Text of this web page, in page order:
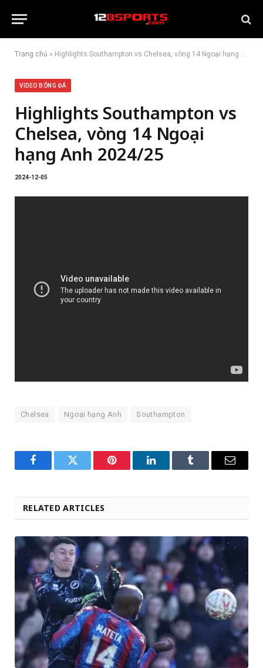
Trang chủ » Highlights Southampton vs Chelsea, vòng 14 Ngoại hạng Anh 2024/25
VIDEO BÓNG ĐÁ
Highlights Southampton vs
Chelsea, vòng 14 Ngoại
hạng Anh 2024/25
2024-12-05
Chelsea Ngoại hạng Anh Southampton
FacebookTwitter Pinterest LinkedInTumblr Email
RELATED ARTICLES